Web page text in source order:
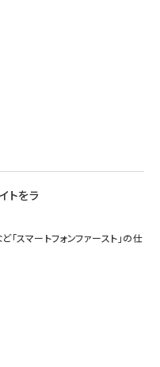
トをラ
スマートフォンファースト」の仕